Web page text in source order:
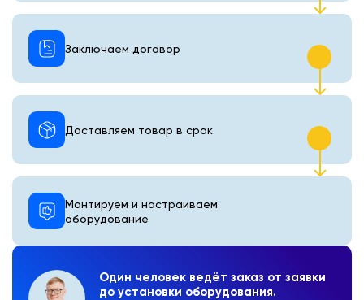
Один человек ведёт заказ от заявки
до установки оборудования.
Монтируем и настраиваем
оборудование
Доставляем товар в срок
Заключаем договор